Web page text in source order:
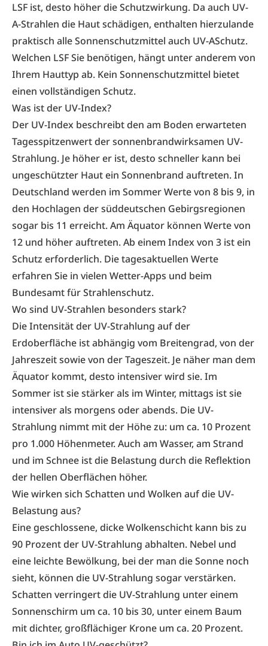
LSF ist, desto höher die Schutzwirkung. Da auch UV-
A-Strahlen die Haut schädigen, enthalten hierzulande
praktisch alle Sonnenschutzmittel auch UV-ASchutz.
Welchen LSF Sie benötigen, hängt unter anderem von
Ihrem Hauttyp ab. Kein Sonnenschutzmittel bietet
einen vollständigen Schutz.
Was ist der UV-Index?
Der UV-Index beschreibt den am Boden erwarteten
Tagesspitzenwert der sonnenbrandwirksamen UV-
Strahlung. Je höher er ist, desto schneller kann bei
ungeschützter Haut ein Sonnenbrand auftreten. In
Deutschland werden im Sommer Werte von 8 bis 9, in
den Hochlagen der süddeutschen Gebirgsregionen
sogar bis 11 erreicht. Am Äquator können Werte von
12 und höher auftreten. Ab einem Index von 3 ist ein
Schutz erforderlich. Die tagesaktuellen Werte
erfahren Sie in vielen Wetter-Apps und beim
Bundesamt für Strahlenschutz.
Wo sind UV-Strahlen besonders stark?
Die Intensität der UV-Strahlung auf der
Erdoberfläche ist abhängig vom Breitengrad, von der
Jahreszeit sowie von der Tageszeit. Je näher man dem
Äquator kommt, desto intensiver wird sie. Im
Sommer ist sie stärker als im Winter, mittags ist sie
intensiver als morgens oder abends. Die UV-
Strahlung nimmt mit der Höhe zu: um ca. 10 Prozent
pro 1.000 Höhenmeter. Auch am Wasser, am Strand
und im Schnee ist die Belastung durch die Reflektion
der hellen Oberflächen höher.
Wie wirken sich Schatten und Wolken auf die UV-
Belastung aus?
Eine geschlossene, dicke Wolkenschicht kann bis zu
90 Prozent der UV-Strahlung abhalten. Nebel und
eine leichte Bewölkung, bei der man die Sonne noch
sieht, können die UV-Strahlung sogar verstärken.
Schatten verringert die UV-Strahlung unter einem
Sonnenschirm um ca. 10 bis 30, unter einem Baum
mit dichter, großflächiger Krone um ca. 20 Prozent.